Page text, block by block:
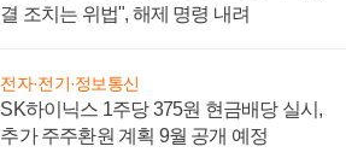
결 조치는 위법", 해제 명령 내려
전자·전기·정보통신
SK하이닉스 1주당 375원 현금배당 실시,
추가 주주환원 계획 9월 공개 예정